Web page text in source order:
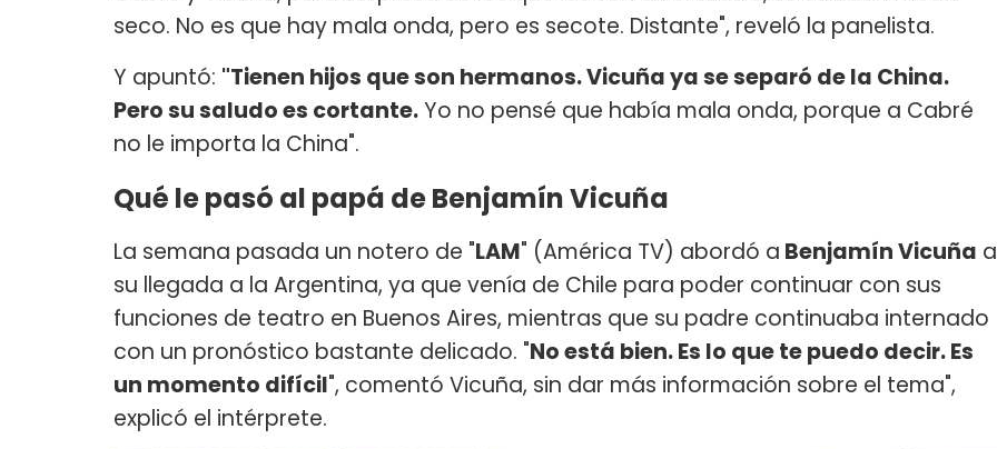
seco. No es que hay mala onda, pero es secote. Distante", reveló la panelista.
Y apuntó: "Tienen hijos que son hermanos. Vicuña ya se separó de la China.
Pero su saludo es cortante.Yo no pensé que había mala onda, porque a Cabré
no le importa la China".
Qué le pasó al papá de Benjamín Vicuña
La semana pasada un notero de "LAM" (América TV) abordó a Benjamín Vicuña a
su llegada a la Argentina, ya que venía de Chile para poder continuar con sus
funciones de teatro en Buenos Aires, mientras que su padre continuaba internado
con un pronóstico bastante delicado. "No está bien. Es lo que te puedo decir. Es
un momento difícil", comentó Vicuña, sin dar más información sobre el tema",
explicó el intérprete.